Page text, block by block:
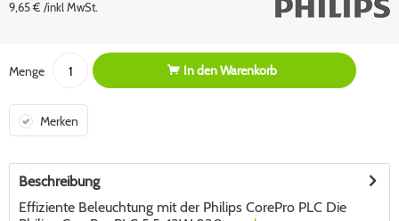
9,65 € /inkl MwSt.
Menge In denWarenkorb
Merken
Beschreibung
Effiziente Beleuchtung mit der Philips CorePro PLC Die